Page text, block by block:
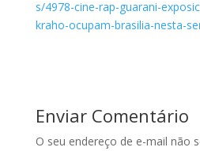
s/4978-cine-rap-guarani-
kraho-ocupam-brasilia-nesta-
Enviar Comentário
O seu endereço de e-mail não